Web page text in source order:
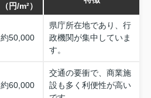
（円/m²）
約50,000
県庁所在地であり、行
政機関が集中していま
す。
約60,000
交通の要衝で、商業施
設も多く利便性が高い